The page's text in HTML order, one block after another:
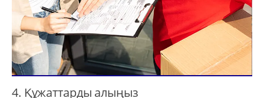
4. Құжаттарды алыңыз